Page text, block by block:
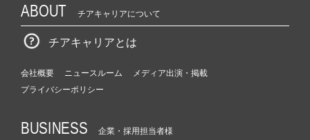
ABOUT チアキャリアについて
チアキャリアとは
会社概要 ニュースルーム
メディア出演・掲載
プライバシーポリシー
BUSINESS 企業・採用担当者様